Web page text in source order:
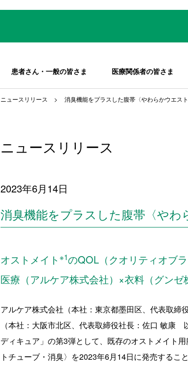
患者さん・一般の皆さま 医療関係者の皆さま
ニュースリリース 消臭機能をプラスした腹帯〈やわらかウエス
ニュースリリース
2023年6月14日
消臭機能をプラスした腹帯〈や
オストメイト ※1のQOL（クオリティオブ
医療（アルケア株式会社）×衣料（グン
アルケア株式会社（本社：東京都墨田区、代表取締
（本社：大阪市北区、代表取締役社長：佐口 敏康
ディキュア」の第3弾として、既存のオストメイト用
トチューブ・消臭〉を2023年6月14日に発売するこ